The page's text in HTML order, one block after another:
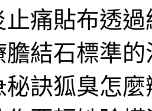
止痛貼布透
膽結石標準
秘訣狐臭怎